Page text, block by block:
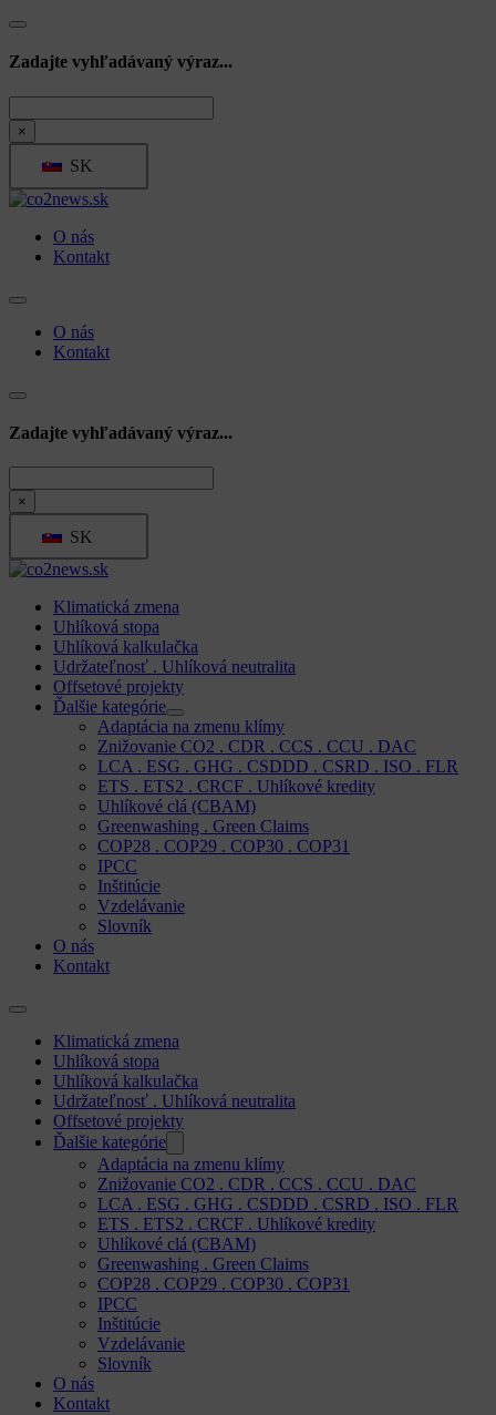
Zadajte vyhľadávaný výraz...
×
SK
O nás
Kontakt
O nás
Kontakt
Zadajte vyhľadávaný výraz...
×
SK
Klimatická zmena
Uhlíková stopa
Uhlíková kalkulačka
Udržateľnosť . Uhlíková neutralita
Offsetové projekty
Ďalšie kategórie
Adaptácia na zmenu klímy
Znižovanie CO2 . CDR . CCS . CCU . DAC
LCA . ESG . GHG . CSDDD . CSRD . ISO . FLR
ETS . ETS2 . CRCF . Uhlíkové kredity
Uhlíkové clá (CBAM)
Greenwashing . Green Claims
COP28 . COP29 . COP30 . COP31
IPCC
Inštitúcie
Vzdelávanie
Slovník
O nás
Kontakt
Klimatická zmena
Uhlíková stopa
Uhlíková kalkulačka
Udržateľnosť . Uhlíková neutralita
Offsetové projekty
Ďalšie kategórie
Adaptácia na zmenu klímy
Znižovanie CO2 . CDR . CCS . CCU . DAC
LCA . ESG . GHG . CSDDD . CSRD . ISO . FLR
ETS . ETS2 . CRCF . Uhlíkové kredity
Uhlíkové clá (CBAM)
Greenwashing . Green Claims
COP28 . COP29 . COP30 . COP31
IPCC
Inštitúcie
Vzdelávanie
Slovník
O nás
Kontakt